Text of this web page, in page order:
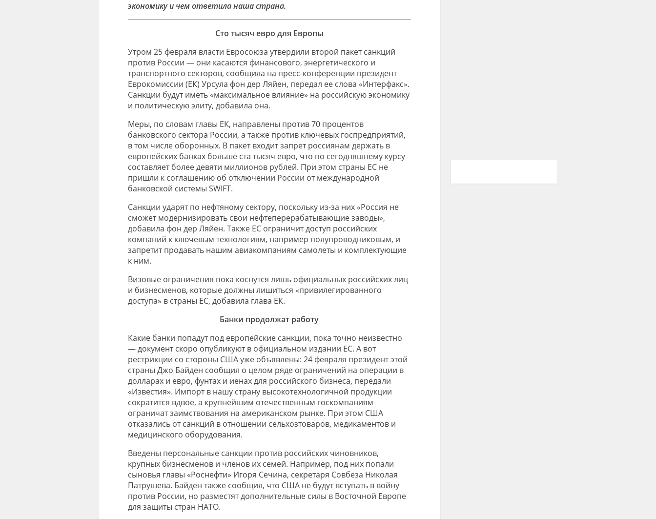
экономику и чем ответила наша страна.
Сто тысяч евро для Европы
Утром 25 февраля власти Евросоюза утвердили второй пакет санкций
против России — они касаются финансового, энергетического и
транспортного секторов, сообщила на пресс-конференции президент
Еврокомиссии (ЕК) Урсула фон дер Ляйен, передал ее слова «Интерфакс».
Санкции будут иметь «максимальное влияние» на российскую экономику
и политическую элиту, добавила она.
Меры, по словам главы ЕК, направлены против 70 процентов
банковского сектора России, а также против ключевых госпредприятий,
в том числе оборонных. В пакет входит запрет россиянам держать в
европейских банках больше ста тысяч евро, что по сегодняшнему курсу
составляет более девяти миллионов рублей. При этом страны ЕС не
пришли к соглашению об отключении России от международной
банковской системы SWIFT.
Санкции ударят по нефтяному сектору, поскольку из-за них «Россия не
сможет модернизировать свои нефтеперерабатывающие заводы»,
добавила фон дер Ляйен. Также ЕС ограничит доступ российских
компаний к ключевым технологиям, например полупроводниковым, и
запретит продавать нашим авиакомпаниям самолеты и комплектующие
к ним.
Визовые ограничения пока коснутся лишь официальных российских лиц
и бизнесменов, которые должны лишиться «привилегированного
доступа» в страны ЕС, добавила глава ЕК.
Банки продолжат работу
Какие банки попадут под европейские санкции, пока точно неизвестно
— документ скоро опубликуют в официальном издании ЕС. А вот
рестрикции со стороны США уже объявлены: 24 февраля президент этой
страны Джо Байден сообщил о целом ряде ограничений на операции в
долларах и евро, фунтах и иенах для российского бизнеса, передали
«Известия». Импорт в нашу страну высокотехнологичной продукции
сократится вдвое, а крупнейшим отечественным госкомпаниям
ограничат заимствования на американском рынке. При этом США
отказались от санкций в отношении сельхозтоваров, медикаментов и
медицинского оборудования.
Введены персональные санкции против российских чиновников,
крупных бизнесменов и членов их семей. Например, под них попали
сыновья главы «Роснефти» Игоря Сечина, секретаря Совбеза Николая
Патрушева. Байден также сообщил, что США не будут вступать в войну
против России, но разместят дополнительные силы в Восточной Европе
для защиты стран НАТО.